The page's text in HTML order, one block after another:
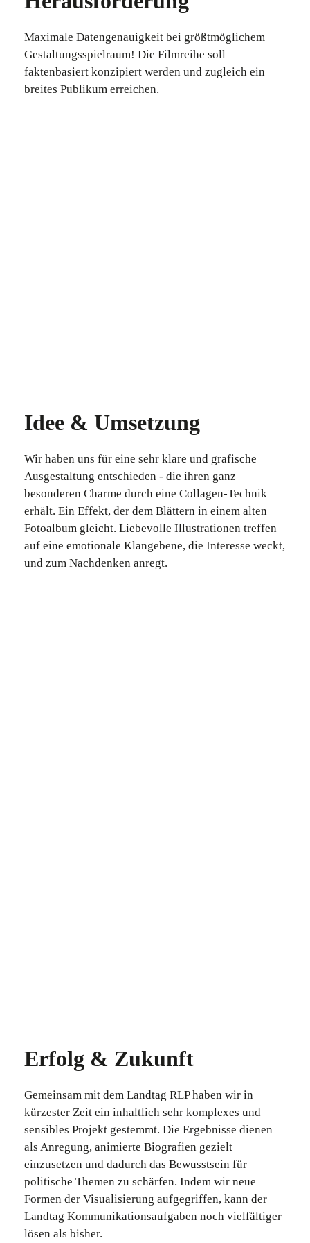
Maximale Datengenauigkeit bei größtmöglichem
Gestaltungsspielraum! Die Filmreihe soll
faktenbasiert konzipiert werden und zugleich ein
breites Publikum erreichen.
Idee & Umsetzung
Wir haben uns für eine sehr klare und grafische
Ausgestaltung entschieden - die ihren ganz
besonderen Charme durch eine Collagen-Technik
erhält. Ein Effekt, der dem Blättern in einem alten
Fotoalbum gleicht. Liebevolle Illustrationen treffen
auf eine emotionale Klangebene, die Interesse weckt,
und zum Nachdenken anregt.
Erfolg & Zukunft
Gemeinsam mit dem Landtag RLP haben wir in
kürzester Zeit ein inhaltlich sehr komplexes und
sensibles Projekt gestemmt. Die Ergebnisse dienen
als Anregung, animierte Biografien gezielt
einzusetzen und dadurch das Bewusstsein für
politische Themen zu schärfen. Indem wir neue
Formen der Visualisierung aufgegriffen, kann der
Landtag Kommunikationsaufgaben noch vielfältiger
lösen als bisher.